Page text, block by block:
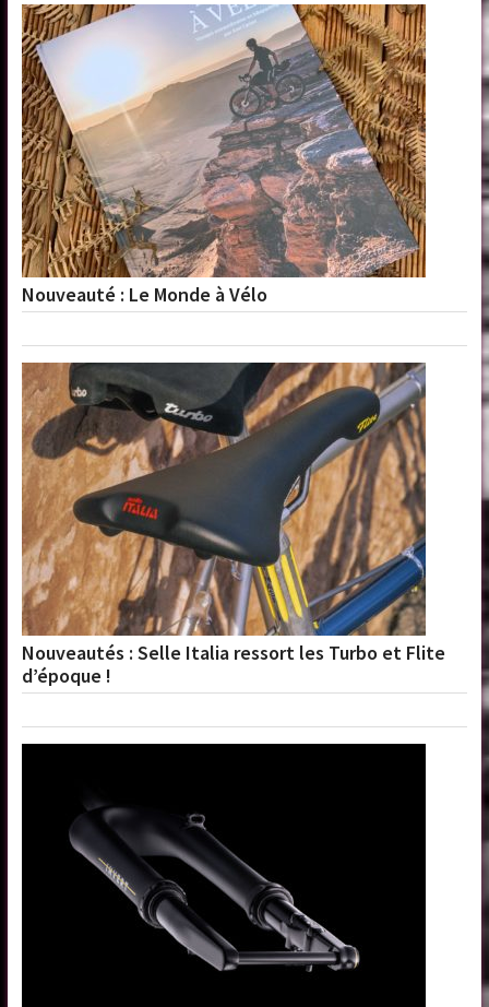
Nouveauté : Le Monde à Vélo
Nouveautés : Selle Italia ressort les Turbo et Flite
d’époque !